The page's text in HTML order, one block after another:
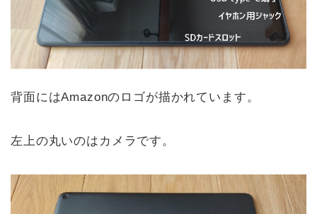
背面にはAmazonのロゴが描かれています。
左上の丸いのはカメラです。